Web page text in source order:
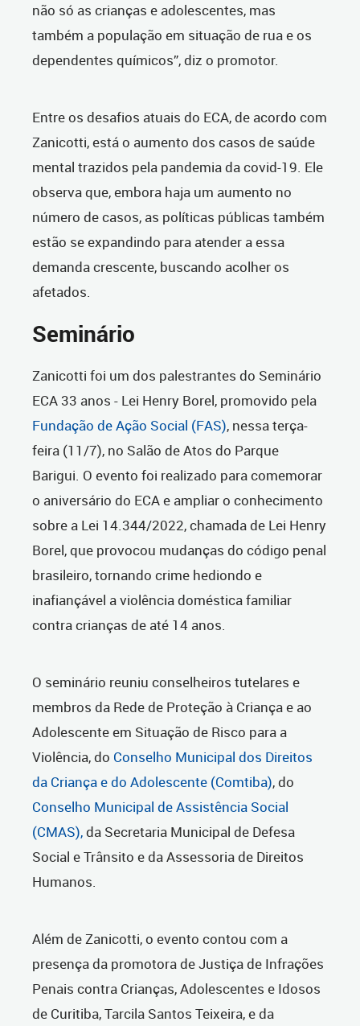
não só as crianças e adolescentes, mas
também a população em situação de rua e os
dependentes químicos”, diz o promotor.
Entre os desafios atuais do ECA, de acordo com
Zanicotti, está o aumento dos casos de saúde
mental trazidos pela pandemia da covid-19. Ele
observa que, embora haja um aumento no
número de casos, as políticas públicas também
estão se expandindo para atender a essa
demanda crescente, buscando acolher os
afetados.
Seminário
Zanicotti foi um dos palestrantes do Seminário
ECA 33 anos - Lei Henry Borel, promovido pela
Fundação de Ação Social (FAS), nessa terça-
feira (11/7), no Salão de Atos do Parque
Barigui. O evento foi realizado para comemorar
o aniversário do ECA e ampliar o conhecimento
sobre a Lei 14.344/2022, chamada de Lei Henry
Borel, que provocou mudanças do código penal
brasileiro, tornando crime hediondo e
inafiançável a violência doméstica familiar
contra crianças de até 14 anos.
O seminário reuniu conselheiros tutelares e
membros da Rede de Proteção à Criança e ao
Adolescente em Situação de Risco para a
Violência, do Conselho Municipal dos Direitos
da Criança e do Adolescente (Comtiba), do
Conselho Municipal de Assistência Social
(CMAS),da Secretaria Municipal de Defesa
Social e Trânsito e da Assessoria de Direitos
Humanos.
Além de Zanicotti, o evento contou com a
presença da promotora de Justiça de Infrações
Penais contra Crianças, Adolescentes e Idosos
de Curitiba, Tarcila Santos Teixeira, e da